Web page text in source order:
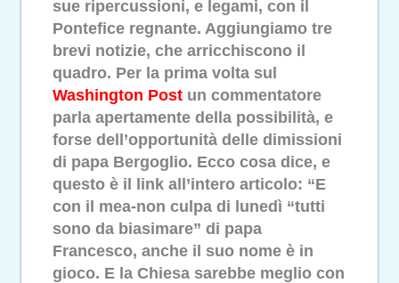
sue ripercussioni, e legami, con il
Pontefice regnante. Aggiungiamo tre
brevi notizie, che arricchiscono il
quadro. Per la prima volta sul
Washington Post un commentatore
parla apertamente della possibilità, e
forse dell’opportunità delle dimissioni
di papa Bergoglio. Ecco cosa dice, e
questo è il link all’intero articolo: “E
con il mea-non culpa di lunedì “tutti
sono da biasimare” di papa
Francesco, anche il suo nome è in
gioco. E la Chiesa sarebbe meglio con